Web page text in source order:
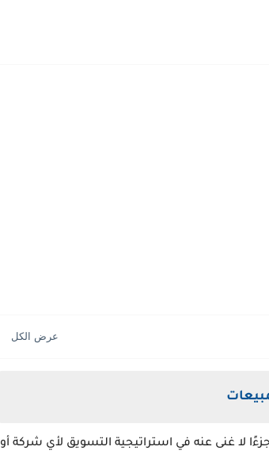
لا غنى عنه في استراتيجية التسويق لأي شركة أو